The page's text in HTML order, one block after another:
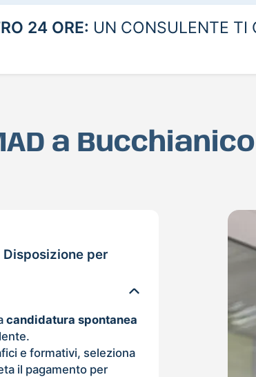
24 ORE: UN CONSULENTE TI
a
per
candidatura spontanea
e formativi, seleziona
il pagamento per